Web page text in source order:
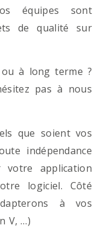
équipes sont
de qualité sur
à long terme ?
pas à nous
que soient vos
indépendance
votre application
logiciel. Côté
à vos
V, …)